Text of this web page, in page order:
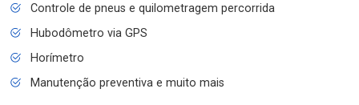
Controle de pneus e quilometragem percorrida
Hubodômetro via GPS
Horímetro
Manutenção preventiva e muito mais